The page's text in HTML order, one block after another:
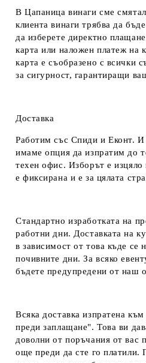
В Цапаница винаги сме
клиента винаги трябва да
да изберете директно
карта или наложен платеж на
карта е съобразено с всички
за сигурност, гарантиращи
Доставка
Работим със Спиди и Еконт. И
имаме опция да изпратим до
техен офис. Изборът е изцяло
е фиксирана и е за цялата
Стандартно изработката на
работни дни. Доставката на
в зависимост от това къде се
почивните дни. За всяко
бъдете предупредени от наш
Всяка доставка изпратена
преди заплащане". Това ви
доволни от поръчания от вас
още преди да сте го платили.